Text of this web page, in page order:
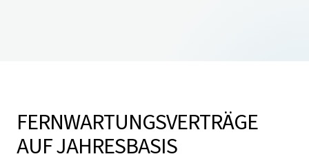
FERNWARTUNGSVERTRÄGE
AUF JAHRESBASIS